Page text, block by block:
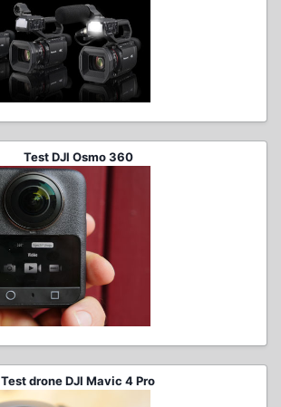
Test DJI Osmo 360
Test drone DJI Mavic 4 Pro